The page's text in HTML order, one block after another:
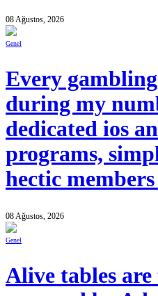
08 Ağustos, 2026
Genel
Every
during my
dedicated ios
programs,
hectic
08 Ağustos, 2026
Genel
Alive tables